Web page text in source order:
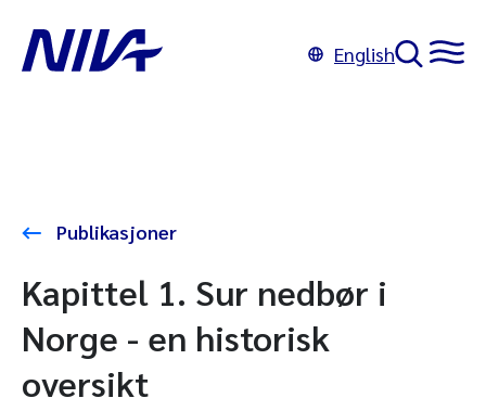
English
Publikasjoner
Kapittel 1. Sur nedbør i
Norge - en historisk
oversikt